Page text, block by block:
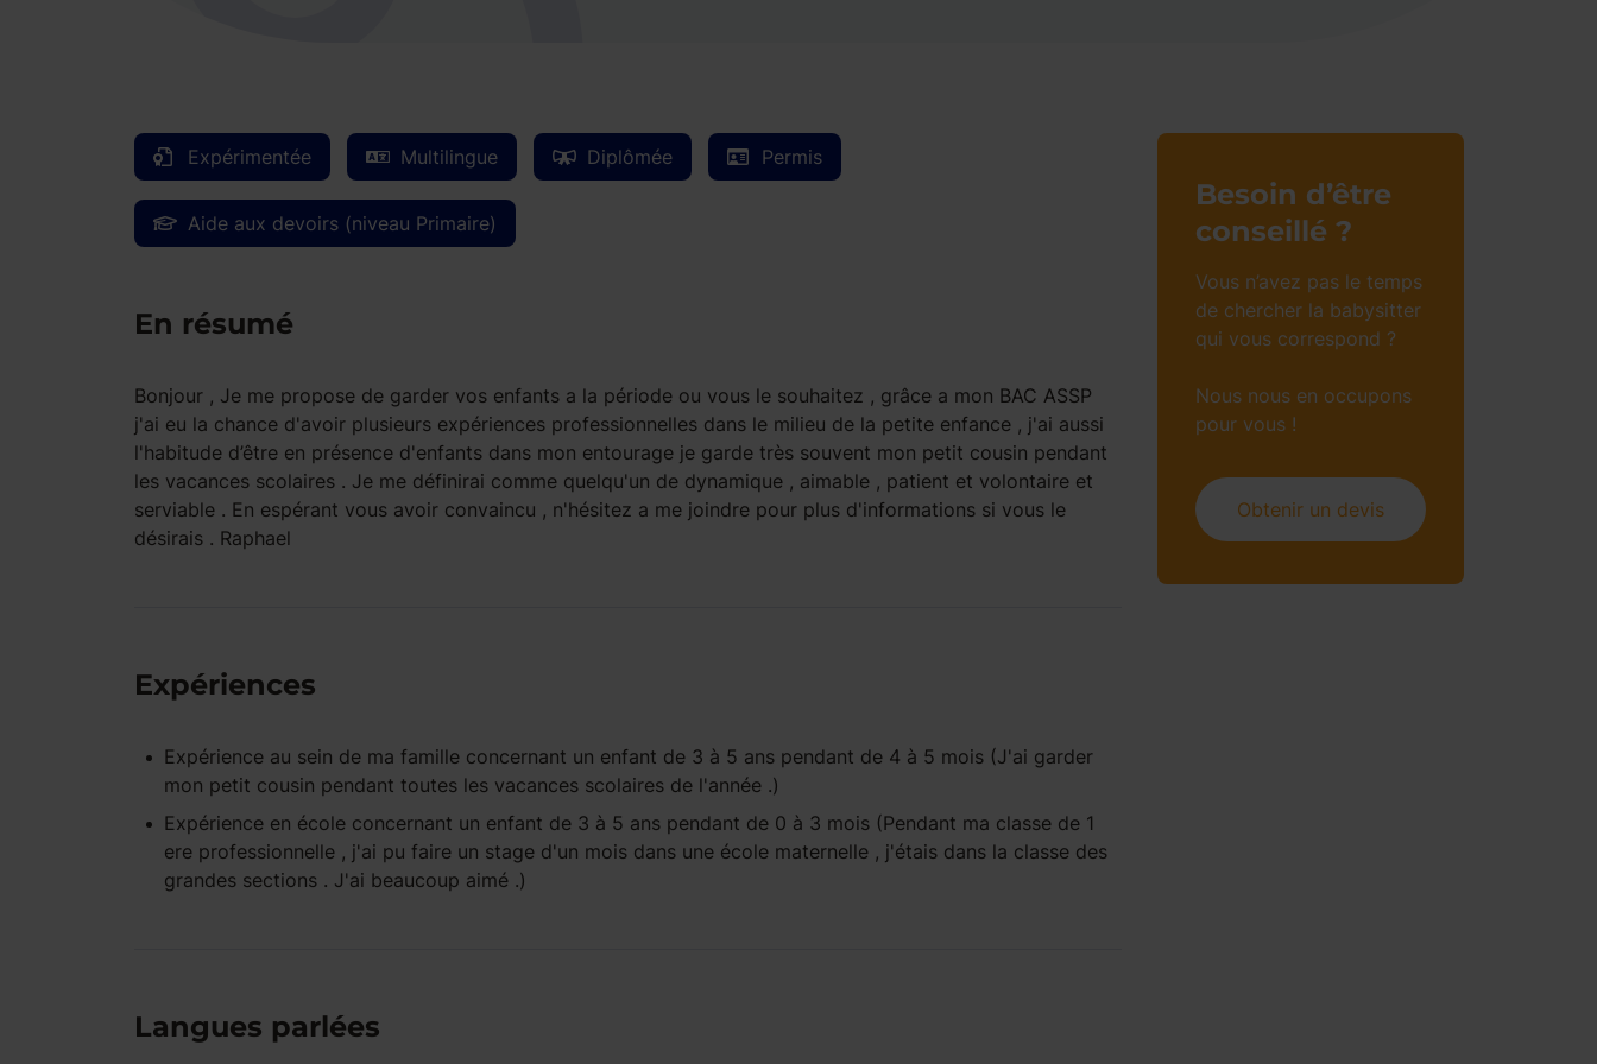
Expérimentée Multilingue Diplômée Permis
Aide aux devoirs (niveau Primaire)
En résumé
Bonjour , Je me propose de garder vos enfants a la période ou vous le souhaitez , grâce a mon BAC ASSP
j'ai eu la chance d'avoir plusieurs expériences professionnelles dans le milieu de la petite enfance , j'ai aussi
l'habitude d’être en présence d'enfants dans mon entourage je garde très souvent mon petit cousin pendant
les vacances scolaires . Je me définirai comme quelqu'un de dynamique , aimable , patient et volontaire et
serviable . En espérant vous avoir convaincu , n'hésitez a me joindre pour plus d'informations si vous le
désirais . Raphael
Expériences
Expérience au sein de ma familleconcernant un enfant de 3 à 5 anspendant de 4 à 5 mois(J'ai garder
mon petit cousin pendant toutes les vacances scolaires de l'année .)
Expérience en écoleconcernant un enfant de 3 à 5 anspendant de 0 à 3 mois(Pendant ma classe de 1
ere professionnelle , j'ai pu faire un stage d'un mois dans une école maternelle , j'étais dans la classe des
grandes sections . J'ai beaucoup aimé .)
Langues parlées
Besoin d’être
conseillé ?
Vous n’avez pas le temps
de chercher la babysitter
qui vous correspond ?
Nous nous en occupons
pour vous !
Obtenir un devis